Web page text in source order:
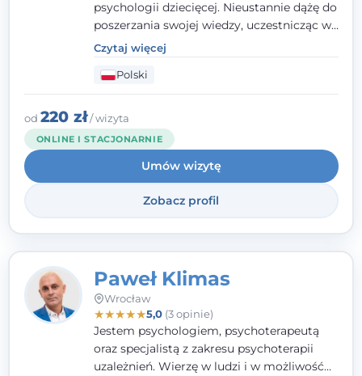
psychologii dziecięcej. Nieustannie dążę do
poszerzania swojej wiedzy, uczestnicząc w
różnorodnych szkoleniach. Pracując z
dziećmi, młodzieżą i młodymi dorosłymi
niezwykle ważne jest dla mnie poczucie
bezpieczeństwa, zrozumienia oraz wolności
w wyrażaniu swojego zdania. Kieruję się
etyką zawodową, wierząc, że każdy
człowiek powinien otrzymać wsparcie i
pomoc, by poradzić sobie ze swoimi
problemami.
Czytaj więcej
Polski
od 220 zł/ wizyta
ONLINE I STACJONARNIE
Umów wizytę
Zobacz profil
Paweł Klimas
Wrocław
★★★★★5,0(3 opinie)
Jestem psychologiem, psychoterapeutą
oraz specjalistą z zakresu psychoterapii
uzależnień. Wierzę w ludzi i w możliwość